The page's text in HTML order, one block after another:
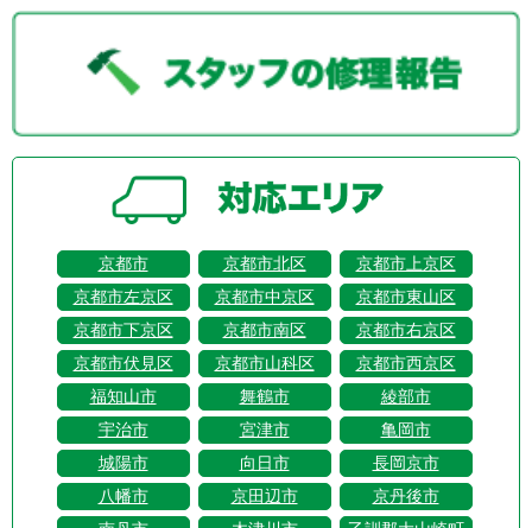
京都市 京都市北区
京都市上京区
京都市左京区
京都市中京区
京都市東山区
京都市下京区
京都市南区
京都市右京区
京都市伏見区
京都市山科区
京都市西京区
福知山市
舞鶴市
綾部市
宇治市
宮津市
亀岡市
城陽市
向日市
長岡京市
八幡市
京田辺市
京丹後市